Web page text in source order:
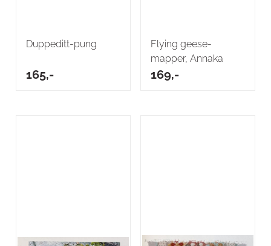
Duppeditt-pung
165,-
Flying geese-
mapper, Annaka
169,-